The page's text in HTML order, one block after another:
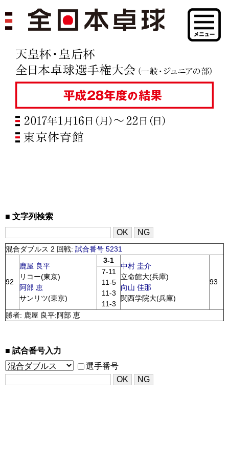
文字列検索
混合ダブルス 2 回戦: 試合番号 5231
92
鹿屋 良平
リコー(東京)
阿部 恵
サンリツ(東京)
3-1
中村 圭介
立命館大(兵庫)
向山 佳那
関西学院大(兵庫)
93
7-11
11-5
11-3
11-3
勝者: 鹿屋 良平:阿部 恵
試合番号入力
選手番号